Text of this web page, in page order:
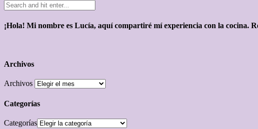
¡Hola! Mi nombre es Lucía, aquí compartiré mí experiencia con la cocina.
Archivos
Archivos
Categorías
Categorías